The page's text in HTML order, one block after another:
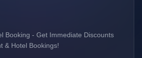
Booking - Get Immediate Discounts
& Hotel Bookings!